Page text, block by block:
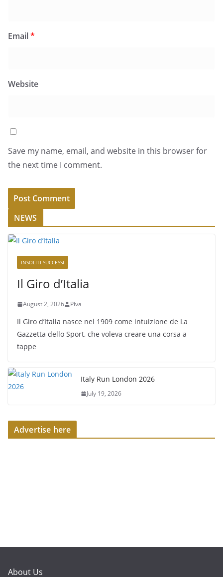
Email*
Website
Save my name, email, and website in this browser for
the next time I comment.
NEWS
INSOLITI SUCCESSI
Il Giro d’Italia
August 2, 2026 Piva
Il Giro d’Italia nasce nel 1909 come intuizione de La
Gazzetta dello Sport, che voleva creare una corsa a
tappe
Italy Run London 2026
July 19, 2026
Advertise here
About Us